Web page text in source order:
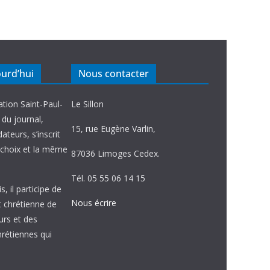
Saint-Paul-
journal,
s’inscrit
et la même
il participe de
chrétienne de
et des
qui
Nous contacter
Le Sillon
15, rue Eugène Varlin,
87036 Limoges Cedex.
Tél. 05 55 06 14 15
Nous écrire